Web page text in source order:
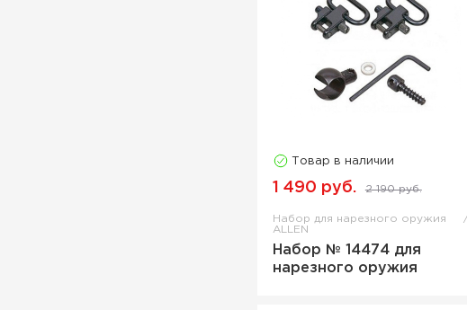
Товар в наличии
1 490 руб. 2 190 руб.
Набор для нарезного оружия
ALLEN
Набор № 14474 для
нарезного оружия